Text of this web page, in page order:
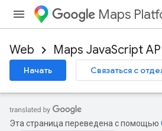
Maps
Web Maps JavaScript
Начать Связаться с
Эта страница переведена с помощью